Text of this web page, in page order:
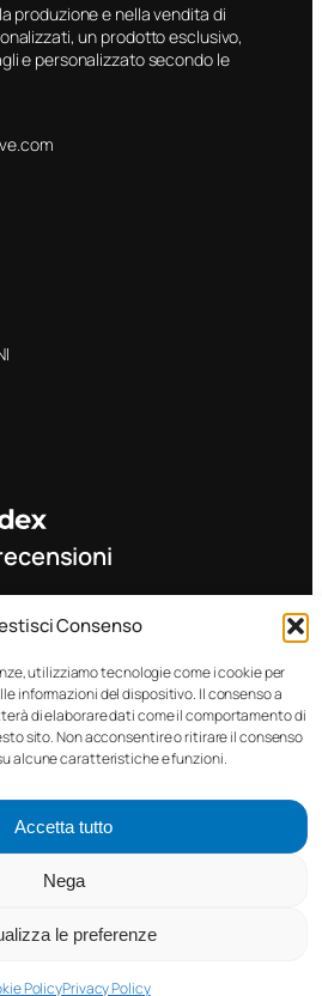
Consenso
utilizziamo tecnologie come i cookie per
informazioni del dispositivo. Il consenso a
di elaborare dati come il comportamento di
sito. Non acconsentire o ritirare il consenso
alcune caratteristiche e funzioni.
Accetta tutto
Nega
le preferenze
PolicyPrivacy Policy
produzione e nella vendita di
un prodotto esclusivo,
e personalizzato secondo le
Facebook
s.r.l. . Tutti i diritti riservati. – P.I.